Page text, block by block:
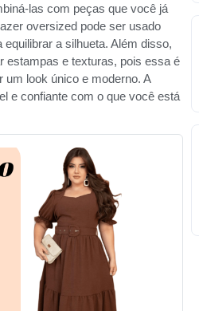
las com peças que você já
oversized pode ser usado
a silhueta. Além disso,
estampas e texturas, pois essa é
um look único e moderno. A
e confiante com o que você está